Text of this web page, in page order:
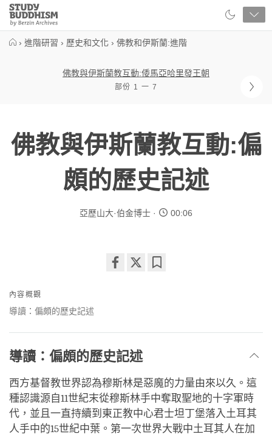
Close
Study
Buddhism
› 進階研習 › 歷史和文化 › 佛教和伊斯蘭:進階
佛教與伊斯蘭教互動:倭馬亞哈里發王朝
部份 1 一 7
佛教與伊斯蘭教互動:偏
頗的歷史記述
亞歷山大·伯金博士 00:06
內容概觀
導讀：偏頗的歷史記述
導讀：偏頗的歷史記述
西方基督教世界認為穆斯林是惡魔的力量由來以久。這
種認識源自11世紀末從穆斯林手中奪取聖地的十字軍時
代，並且一直持續到東正教中心君士坦丁堡落入土耳其
人手中的15世紀中葉。第一次世界大戰中土耳其人在加